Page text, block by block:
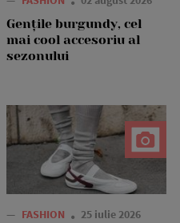
Gențile burgundy, cel
mai cool accesoriu al
sezonului
— FASHION 25 iulie 2026